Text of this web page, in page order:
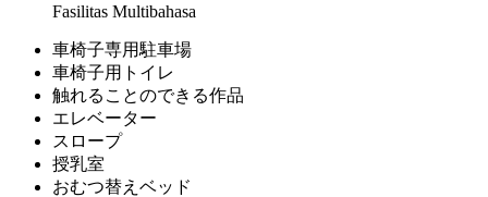
Fasilitas Multibahasa
車椅子専用駐車場
車椅子用トイレ
触れることのできる作品
エレベーター
スロープ
授乳室
おむつ替えベッド